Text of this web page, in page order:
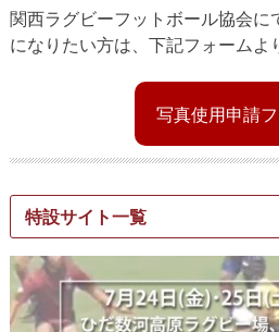
関西ラグビーフットボール協会に
になりたい方は、下記フォームよ
写真使用申請
特設サイト一覧